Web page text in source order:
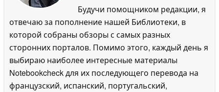
Будучи помощником редакции, я
отвечаю за пополнение нашей Библиотеки, в
которой собраны обзоры с самых разных
сторонних порталов. Помимо этого, каждый день я
выбираю наиболее интересные материалы
Notebookcheck для их последующего перевода на
французский, испанский, португальский,